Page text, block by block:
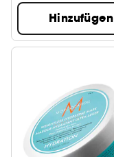
Hinzufügen